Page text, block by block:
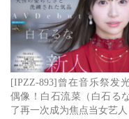
[IPZZ-893]曾在音乐祭发
偶像！白石流菜（白石る
了再一次成为焦点当女艺人